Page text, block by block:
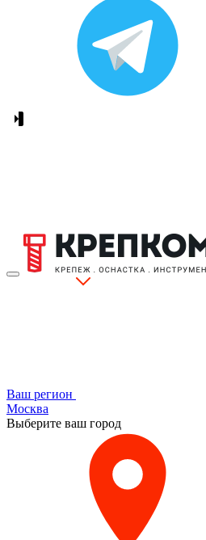
Ваш регион
Москва
Выберите ваш город